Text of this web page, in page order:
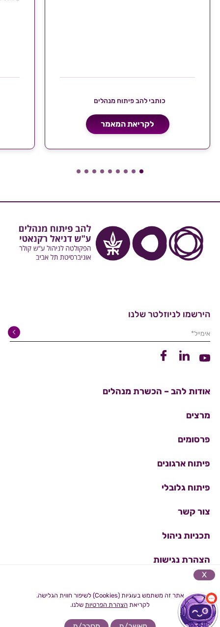
X
אתר זה משתמש בעוגיות (Cookies) לשיפור חווית הגלישה.
לקריאת הצהרת הפרטיות שלנו.
כותבי להב פיתוח מנהלים
לקריאת המאמר
הירשמו לניוזלטר שלנו
אימייל*
קישור ליוטיובקישור ללינקדיןקישור לפייסבוק
אודות להב – הכשרת מנהלים
מרצים
פרסומים
פיתוח ארגונים
פיתוח גלובלי
צור קשר
תכניות ניהול
הצהרת נגישות
מדיניות פרטיות